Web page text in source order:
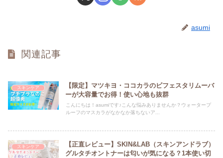
asumi
関連記事
スキンケア
【限定】マツキヨ・ココカラのビフェスタリムーバ
ーが大容量でお得！使い心地も抜群
こんにちは！asumiです♪こんな悩みありませんか？ウォータープ
ルーフのマスカラがなかなか落ちないア...
スキンケア
【正直レビュー】SKIN&LAB（スキンアンドラブ）
グルタチオントナーは匂いが気になる？1本使い切